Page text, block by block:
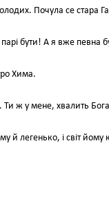
Почула се стара
бути! А я вже певна
Хима.
ж у мене, хвалить
й легенько, і світ